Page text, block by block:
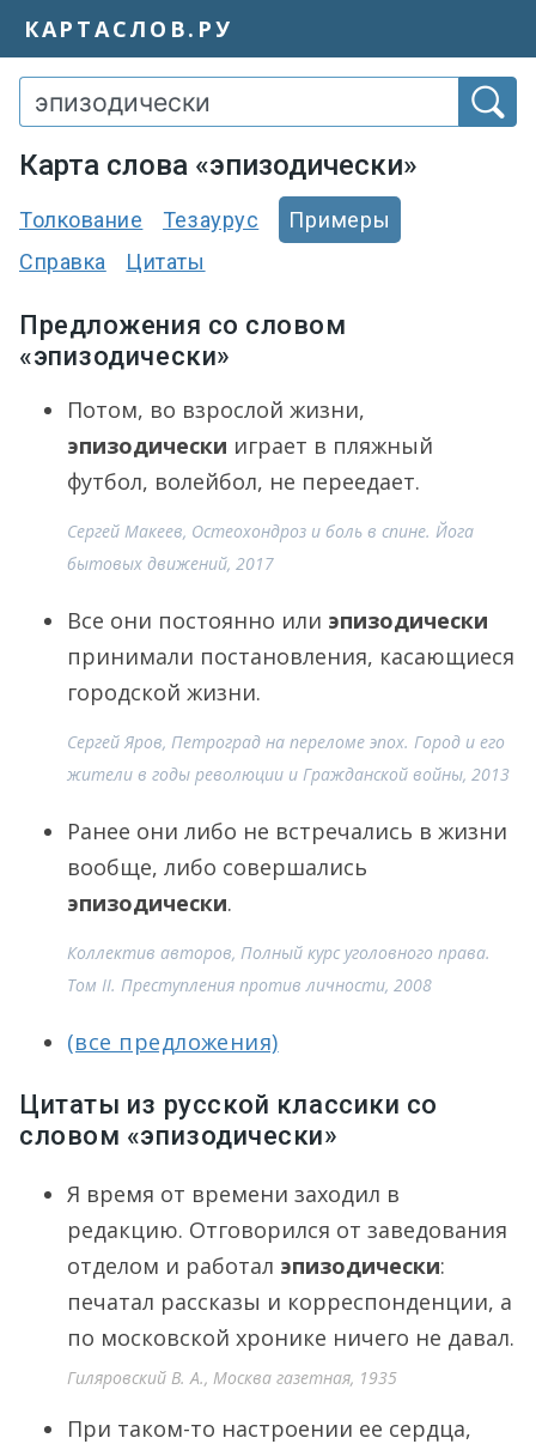
КАРТАСЛОВ.РУ
Карта слова «эпизодически»
Толкование Тезаурус
Примеры
Справка
Цитаты
Предложения со словом
«эпизодически»
Потом, во взрослой жизни,
эпизодически играет в пляжный
футбол, волейбол, не переедает.
Сергей Макеев, Остеохондроз и боль в спине. Йога
бытовых движений, 2017
Все они постоянно или эпизодически
принимали постановления, касающиеся
городской жизни.
Сергей Яров, Петроград на переломе эпох. Город и его
жители в годы революции и Гражданской войны, 2013
Ранее они либо не встречались в жизни
вообще, либо совершались
эпизодически.
Коллектив авторов, Полный курс уголовного права.
Том II. Преступления против личности, 2008
(все предложения)
Цитаты из русской классики со
словом «эпизодически»
Я время от времени заходил в
редакцию. Отговорился от заведования
отделом и работал эпизодически:
печатал рассказы и корреспонденции, а
по московской хронике ничего не давал.
Гиляровский В. А., Москва газетная, 1935
При таком-то настроении ее сердца,